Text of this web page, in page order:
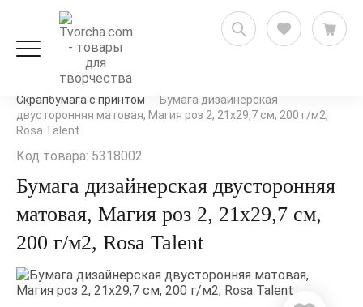
Скрапбукинг
Бумага для скрапбукинга
Скрапбумага с принтом
Бумага дизайнерская
двусторонняя матовая, Магия роз 2, 21х29,7 см, 200 г/м2,
Rosa Talent
Код товара: 5318002
Бумага дизайнерская двусторонняя
матовая, Магия роз 2, 21х29,7 см,
200 г/м2, Rosa Talent